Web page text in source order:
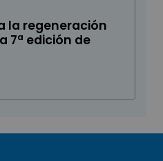
la regeneración
7ª edición de